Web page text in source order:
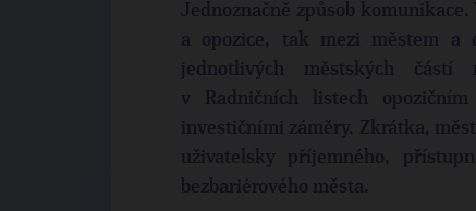
Jednoznačně způsob
a opozice, tak mezi městem a
jednotlivých městských částí
v Radničních listech
investičními záměry. Zkrátka,
uživatelsky příjemného,
bezbariérového města.